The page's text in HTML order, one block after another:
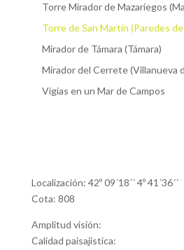
Torre Mirador de Mazariegos
Torre de San Martín (Paredes de
Mirador de Támara (Támara)
Mirador del Cerrete (Villanueva
Vigias en un Mar de Campos
Localización: 42º 09´18´´ 4º 41´36´´
Cota: 808
Amplitud visión:
Calidad paisajística: